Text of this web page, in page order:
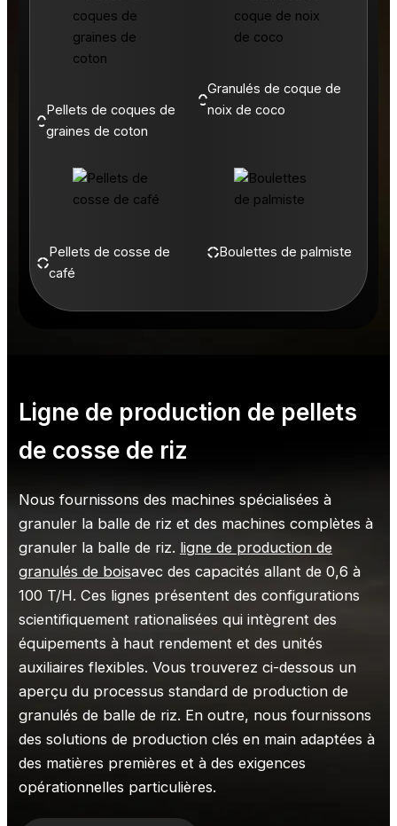
Pellets de coques de
graines de coton
Granulés de coque de
noix de coco
Pellets de cosse de
café
Boulettes de palmiste
Ligne de production de pellets
de cosse de riz
Nous fournissons des machines spécialisées à
granuler la balle de riz et des machines complètes à
granuler la balle de riz. ligne de production de
granulés de boisavec des capacités allant de 0,6 à
100 T/H. Ces lignes présentent des configurations
scientifiquement rationalisées qui intègrent des
équipements à haut rendement et des unités
auxiliaires flexibles. Vous trouverez ci-dessous un
aperçu du processus standard de production de
granulés de balle de riz. En outre, nous fournissons
des solutions de production clés en main adaptées à
des matières premières et à des exigences
opérationnelles particulières.